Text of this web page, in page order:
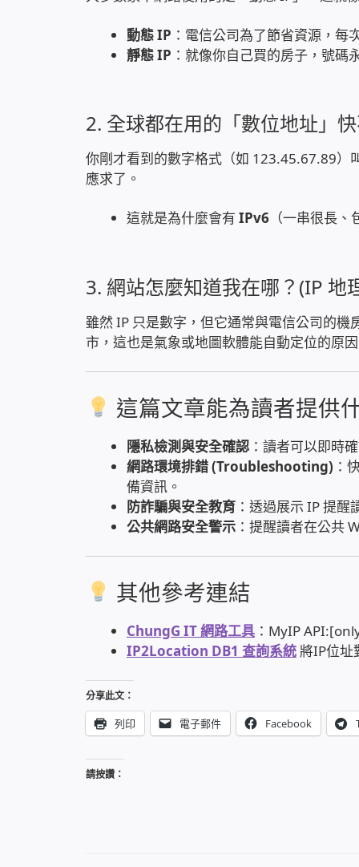
動態 IP ：電信公司為了節省資源，
靜態 IP ：就像你自己買的房子，號
2. 全球都在用的「數位地址」
你剛才看到的數字格式（如 123.45.67.89）
應求了。
這就是為什麼會有 IPv6（一串很長、
3. 網站怎麼知道我在哪？(IP 地
雖然 IP 只是數字，但它通常與電信公司的
市，這也是氣象或地圖軟體能自動定位的原
這篇文章能為讀者提供
隱私檢測與安全確認：讀者可以即時
網路環境排錯 (Troubleshooting) ：
備資訊。
防詐騙與安全教育：透過展示 IP 提醒
公共網路安全警示：提醒讀者在公共
其他參考連結
ChungG IT 網路工具：MyIP
IP2Location DB1 查詢系統將IP位址
分享此文：
列印 電子郵件 Facebook
請按讚：